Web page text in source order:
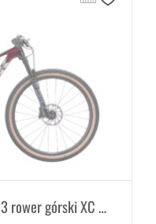
Trek Procaliber 9.7 AXS Gen 3 rower górski XC hardtail